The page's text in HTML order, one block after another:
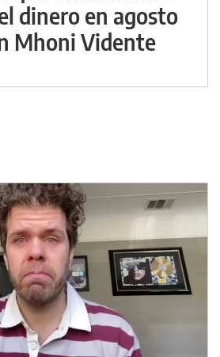
dinero en agosto
Mhoni Vidente